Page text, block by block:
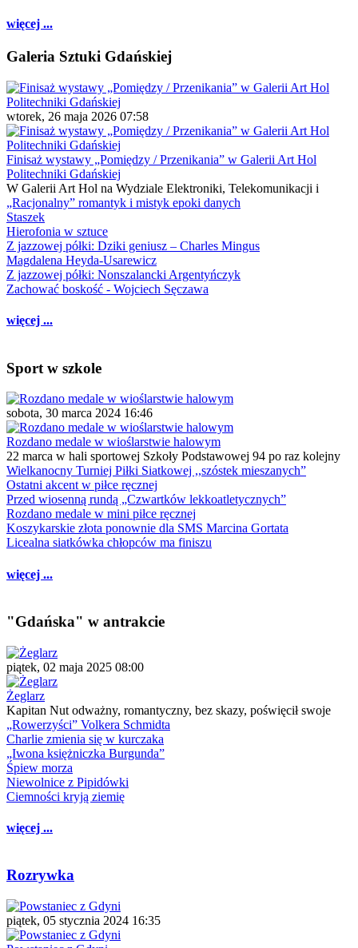
więcej ...
Galeria Sztuki Gdańskiej
wtorek, 26 maja 2026 07:58
Finisaż wystawy „Pomiędzy / Przenikania” w Galerii Art Hol
Politechniki Gdańskiej
W Galerii Art Hol na Wydziale Elektroniki, Telekomunikacji i
„Racjonalny” romantyk i mistyk epoki danych
Staszek
Hierofonia w sztuce
Z jazzowej półki: Dziki geniusz – Charles Mingus
Magdalena Heyda-Usarewicz
Z jazzowej półki: Nonszalancki Argentyńczyk
Zachować boskość - Wojciech Sęczawa
więcej ...
Sport w szkole
sobota, 30 marca 2024 16:46
Rozdano medale w wioślarstwie halowym
22 marca w hali sportowej Szkoły Podstawowej 94 po raz kolejny
Wielkanocny Turniej Piłki Siatkowej ,,szóstek mieszanych”
Ostatni akcent w piłce ręcznej
Przed wiosenną rundą „Czwartków lekkoatletycznych”
Rozdano medale w mini piłce ręcznej
Koszykarskie złota ponownie dla SMS Marcina Gortata
Licealna siatkówka chłopców ma finiszu
więcej ...
"Gdańska" w antrakcie
piątek, 02 maja 2025 08:00
Żeglarz
Kapitan Nut odważny, romantyczny, bez skazy, poświęcił swoje
„Rowerzyści” Volkera Schmidta
Charlie zmienia się w kurczaka
„Iwona księżniczka Burgunda”
Śpiew morza
Niewolnice z Pipidówki
Ciemności kryją ziemię
więcej ...
Rozrywka
piątek, 05 stycznia 2024 16:35